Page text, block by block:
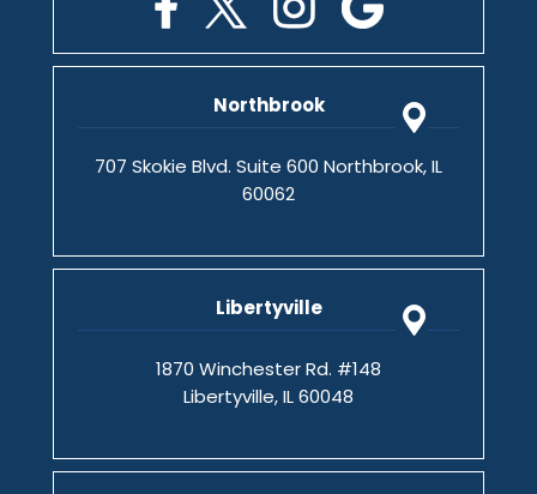
Northbrook
707 Skokie Blvd. Suite 600 Northbrook, IL
60062
Libertyville
1870 Winchester Rd. #148
Libertyville, IL 60048